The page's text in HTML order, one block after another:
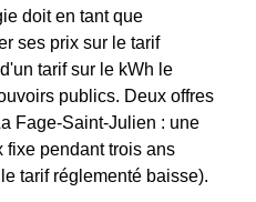
doit en tant que
ses prix sur le tarif
tarif sur le kWh le
publics. Deux offres
Fage-Saint-Julien : une
fixe pendant trois ans
tarif réglementé baisse).